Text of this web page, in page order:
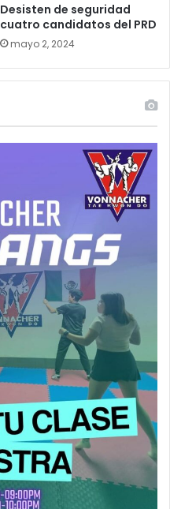
Desisten de seguridad
cuatro candidatos del PRD
mayo 2, 2024